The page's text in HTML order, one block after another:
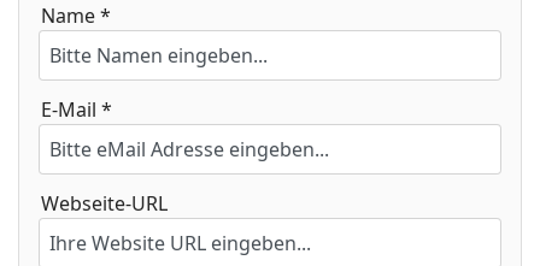
Name *
E-Mail *
Webseite-URL